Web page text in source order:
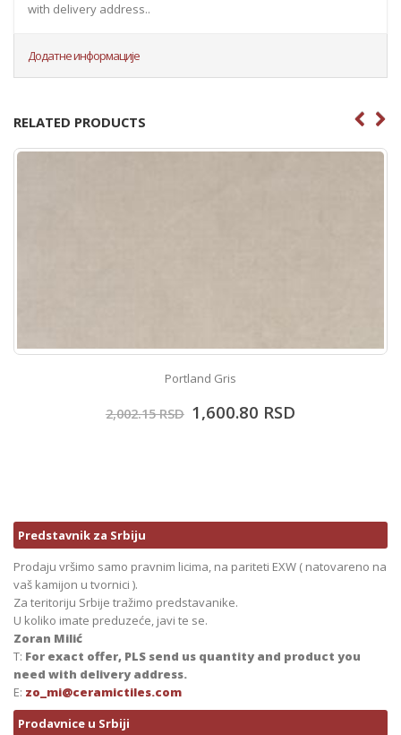
with delivery address..
Додатне информације
RELATED PRODUCTS
Portland Gris
2,002.15RSD 1,600.80 RSD
Predstavnik za Srbiju
Prodaju vršimo samo pravnim licima, na pariteti EXW ( natovareno na
vaš kamijon u tvornici ).
Za teritoriju Srbije tražimo predstavanike.
U koliko imate preduzeće, javi te se.
Zoran Milić
T: For exact offer, PLS send us quantity and product you
need with delivery address.
E: zo_mi@ceramictiles.com
Prodavnice u Srbiji